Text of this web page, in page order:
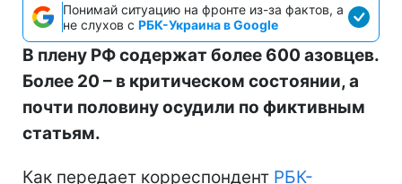
Понимай ситуацию на фронте из-за фактов, а
не слухов с РБК-Украина в Google
В плену РФ содержат более 600 азовцев.
Более 20 – в критическом состоянии, а
почти половину осудили по фиктивным
статьям.
Как передает корреспондент РБК-